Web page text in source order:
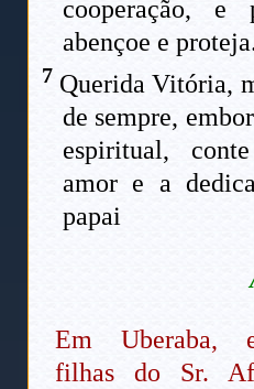
cooperação,
abençoe e
7 Querida Vitória,
de sempre,
espiritual,
amor e a
papai
Em Uberaba,
filhas do Sr.